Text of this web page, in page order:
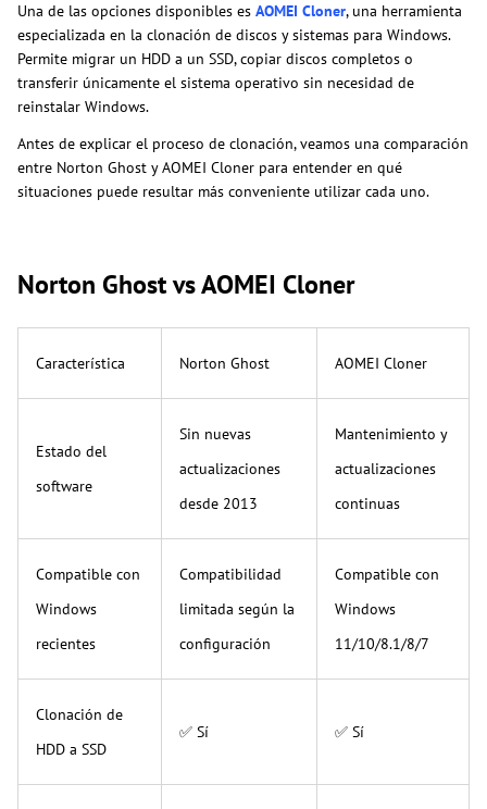
Una de las opciones disponibles es AOMEI Cloner, una herramienta
especializada en la clonación de discos y sistemas para Windows.
Permite migrar un HDD a un SSD, copiar discos completos o
transferir únicamente el sistema operativo sin necesidad de
reinstalar Windows.
Antes de explicar el proceso de clonación, veamos una comparación
entre Norton Ghost y AOMEI Cloner para entender en qué
situaciones puede resultar más conveniente utilizar cada uno.
Norton Ghost vs AOMEI Cloner
Característica Norton Ghost AOMEI Cloner
Estado del
software
Sin nuevas
actualizaciones
desde 2013
Mantenimiento y
actualizaciones
continuas
Compatible con
Windows
recientes
Compatibilidad
limitada según la
configuración
Compatible con
Windows
11/10/8.1/8/7
Clonación de
HDD a SSD
✅ Sí ✅ Sí